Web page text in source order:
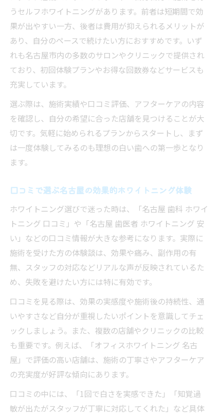
うセルフホワイトニングがあります。前者は短期間で効
果が出やすい一方、後者は費用が抑えられるメリットが
あり、自分のペースで続けたい方におすすめです。いず
れも名古屋市内の多数のサロンやクリニックで提供され
ており、初回体験プランやお得な回数券などサービスも
充実しています。
選ぶ際は、施術実績や口コミ評価、アフターケアの内容
を確認し、自分の希望に合った店舗を見つけることが大
切です。気軽に始められるプランからスタートし、まず
は一度体験してみるのも理想の白い歯への第一歩となり
ます。
口コミで選ぶ名古屋の効果的ホワイトニング体験
ホワイトニング選びで迷った時は、「名古屋 歯科 ホワイ
トニング 口コミ」や「名古屋 歯医者 ホワイトニング 安
い」などの口コミ情報が大きな参考になります。実際に
施術を受けた方の体験談は、効果や痛み、副作用の有
無、スタッフの対応などリアルな声が反映されているた
め、失敗を避けたい方には特に有効です。
口コミを見る際は、効果の実感度や施術後の持続性、通
いやすさなど自分が重視したいポイントを意識してチェ
ックしましょう。また、複数の店舗やクリニックの比較
も重要です。例えば、「オフィスホワイトニング 名古
屋」で評価の高い店舗は、施術の丁寧さやアフターケア
の充実度が好評な傾向にあります。
口コミの中には、「1回で白さを実感できた」「知覚過
敏が出たがスタッフが丁寧に対応してくれた」など具体